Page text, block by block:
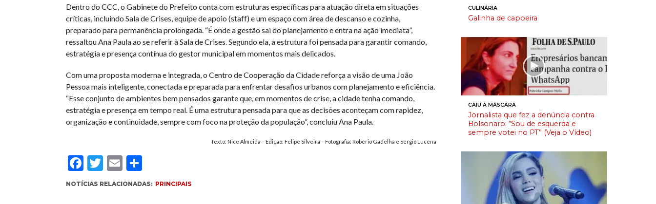
Dentro do CCC, o Gabinete do Prefeito conta com estruturas específicas para atuação direta em situações
críticas, incluindo Sala de Crises, equipe de apoio (staff) e um espaço com área de descanso e cozinha,
preparado para permanência prolongada. “É onde a gestão sai do planejamento e entra na ação imediata”,
ressaltou Ana Paula ao se referir à Sala de Crises. Segundo ela, a estrutura foi pensada para garantir comando,
estratégia e presença contínua do gestor municipal em momentos mais delicados.
Com uma proposta moderna e integrada, o Centro de Cooperação da Cidade reforça a visão de uma João
Pessoa mais inteligente, conectada e preparada para enfrentar desafios urbanos com planejamento e eficiência.
“Esse conjunto de ambientes bem pensados garante que, em momentos de crise, a cidade tenha comando,
estratégia e presença em tempo real. É uma estrutura pensada para que as decisões aconteçam com rapidez,
organização e continuidade, sempre com foco na proteção da população”, concluiu Ana Paula.
Texto: Nice Almeida – Edição: Felipe Silveira – Fotografia: Robério Gadelha e Sérgio Lucena
Facebook
Twitter
EmailCompartilhar
NOTÍCIAS RELACIONADAS: PRINCIPAIS
CULINÁRIA
Galinha de capoeira
CAIU A MÁSCARA
Jornalista que fez a denúncia contra
Bolsonaro: “Sou de esquerda e
sempre votei no PT” (Veja o Vídeo)